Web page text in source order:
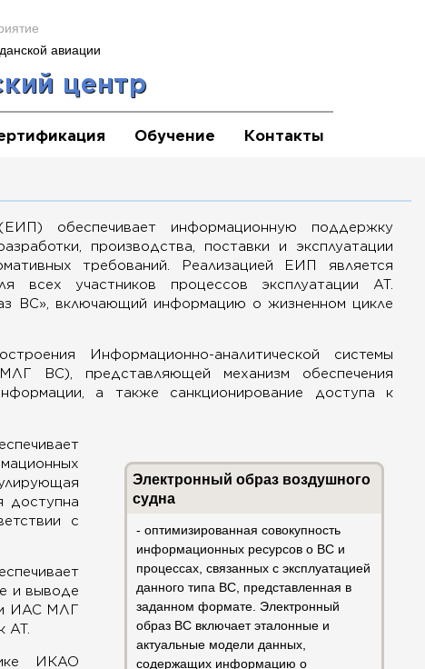
авиации
центр
Обучение Контакты
обеспечивает информационную поддержку
производства, поставки и эксплуатации
требований. Реализацией ЕИП является
всех участников процессов эксплуатации АТ.
ВС», включающий информацию о жизненном цикле
Информационно-аналитической системы
ВС), представляющей механизм обеспечения
а также санкционирование доступа к
Электронный образ воздушного
судна
- оптимизированная совокупность
информа­ционных ресурсов о ВС и
процессах, связанных с эксплуатацией
данного типа ВС, представленная в
заданном формате. Электронный
образ ВС включает эталонные и
актуальные модели данных,
содержащих информацию о
доступна
с
и выводе
ИАС МЛГ
АТ.
ИКАО